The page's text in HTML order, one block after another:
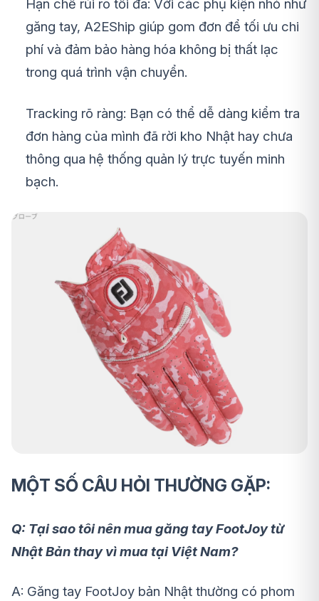
Hạn chế rủi ro tối đa: Với các phụ kiện nhỏ như
găng tay, A2EShip giúp gom đơn để tối ưu chi
phí và đảm bảo hàng hóa không bị thất lạc
trong quá trình vận chuyển.
Tracking rõ ràng: Bạn có thể dễ dàng kiểm tra
đơn hàng của mình đã rời kho Nhật hay chưa
thông qua hệ thống quản lý trực tuyến minh
bạch.
MỘT SỐ CÂU HỎI THƯỜNG GẶP:
Q: Tại sao tôi nên mua găng tay FootJoy từ
Nhật Bản thay vì mua tại Việt Nam?
A: Găng tay FootJoy bản Nhật thường có phom